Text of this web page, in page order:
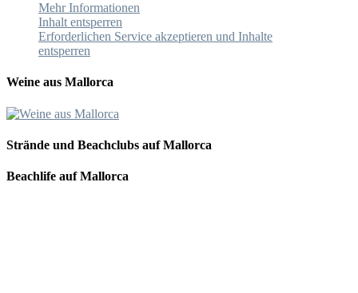
Mehr Informationen
Inhalt entsperren
Erforderlichen Service akzeptieren und Inhalte
entsperren
Weine aus Mallorca
Strände und Beachclubs auf Mallorca
Beachlife auf Mallorca